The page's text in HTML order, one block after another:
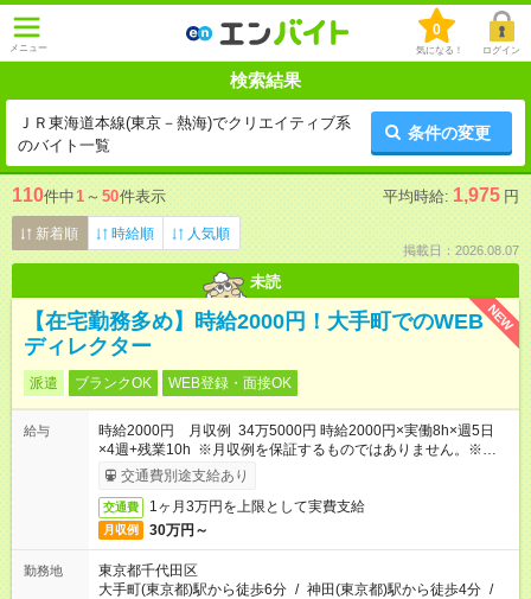
メニュー
0
気になる！ ログイン
検索結果
ＪＲ東海道本線(東京－熱海)でクリエイティブ系
のバイト一覧
条件の変更
110件中1 ～ 50件表示 平均時給: 1,975 円
新着順 時給順 人気順
掲載日：2026.08.07
未読
NEW
【在宅勤務多め】時給2000円！大手町でのWEB
ディレクター
派遣 ブランクOK WEB登録・面接OK
給与
時給2000円 月収例 34万5000円 時給2000円×実働8h×週5日
×4週+残業10h ※月収例を保証するものではありません。※給与
即受取りサービス利用可（利用条件有）
交通費別途支給あり
交通費 1ヶ月3万円を上限として実費支給
月収例 30万円～
勤務地
東京都千代田区
大手町(東京都)駅から徒歩6分 / 神田(東京都)駅から徒歩4分 /